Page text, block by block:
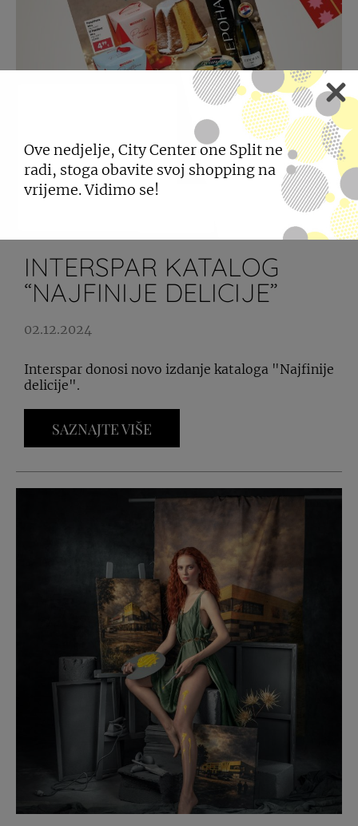
INTERSPAR KATALOG
“NAJFINIJE DELICIJE”
02.12.2024
Interspar donosi novo izdanje kataloga "Najfinije
delicije".
SAZNAJTE VIŠE
Ove nedjelje, City Center one Split ne
radi, stoga obavite svoj shopping na
vrijeme. Vidimo se!